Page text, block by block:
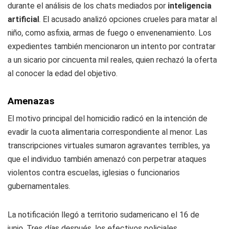
durante el análisis de los chats mediados por inteligencia
artificial. El acusado analizó opciones crueles para matar al
niño, como asfixia, armas de fuego o envenenamiento. Los
expedientes también mencionaron un intento por contratar
a un sicario por cincuenta mil reales, quien rechazó la oferta
al conocer la edad del objetivo.
Amenazas
El motivo principal del homicidio radicó en la intención de
evadir la cuota alimentaria correspondiente al menor. Las
transcripciones virtuales sumaron agravantes terribles, ya
que el individuo también amenazó con perpetrar ataques
violentos contra escuelas, iglesias o funcionarios
gubernamentales.
La notificación llegó a territorio sudamericano el 16 de